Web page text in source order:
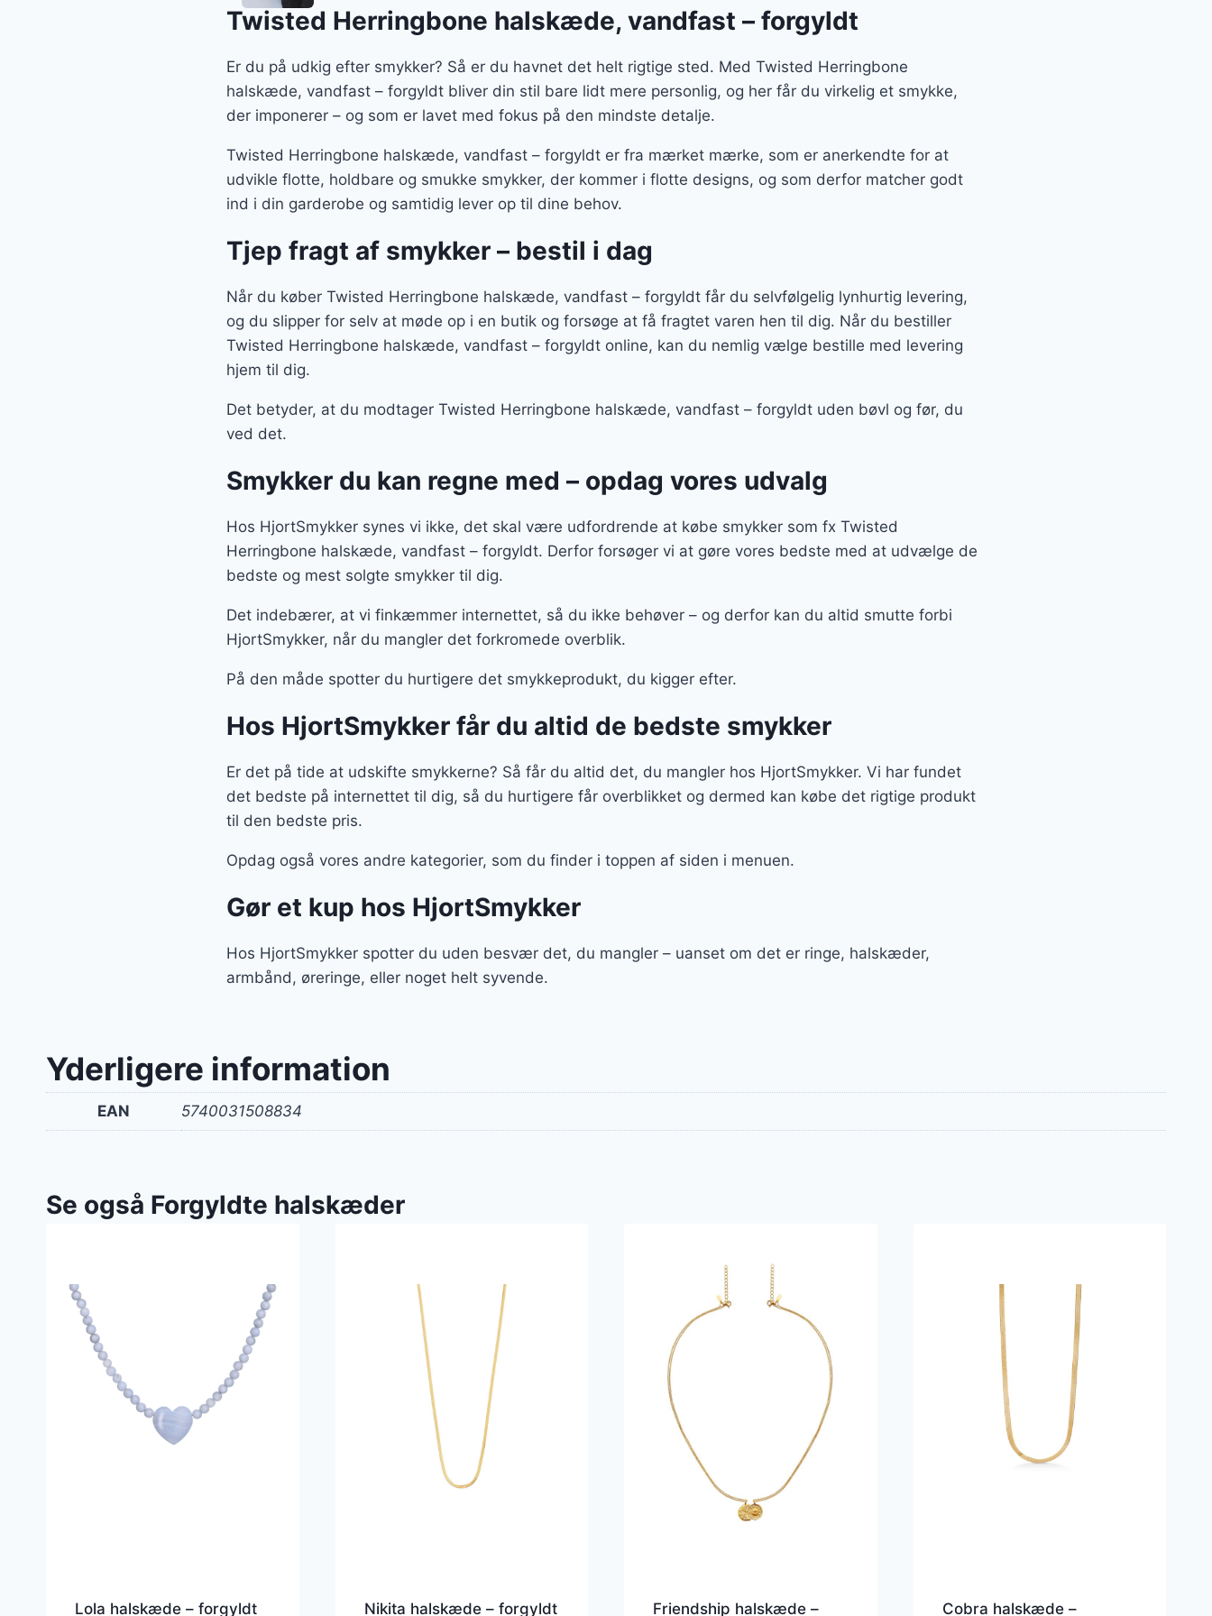
Twisted Herringbone halskæde, vandfast – forgyldt
Er du på udkig efter smykker? Så er du havnet det helt rigtige sted. Med Twisted Herringbone
halskæde, vandfast – forgyldt bliver din stil bare lidt mere personlig, og her får du virkelig et smykke,
der imponerer – og som er lavet med fokus på den mindste detalje.
Twisted Herringbone halskæde, vandfast – forgyldt er fra mærket mærke, som er anerkendte for at
udvikle flotte, holdbare og smukke smykker, der kommer i flotte designs, og som derfor matcher godt
ind i din garderobe og samtidig lever op til dine behov.
Tjep fragt af smykker – bestil i dag
Når du køber Twisted Herringbone halskæde, vandfast – forgyldt får du selvfølgelig lynhurtig levering,
og du slipper for selv at møde op i en butik og forsøge at få fragtet varen hen til dig. Når du bestiller
Twisted Herringbone halskæde, vandfast – forgyldt online, kan du nemlig vælge bestille med levering
hjem til dig.
Det betyder, at du modtager Twisted Herringbone halskæde, vandfast – forgyldt uden bøvl og før, du
ved det.
Smykker du kan regne med – opdag vores udvalg
Hos HjortSmykker synes vi ikke, det skal være udfordrende at købe smykker som fx Twisted
Herringbone halskæde, vandfast – forgyldt. Derfor forsøger vi at gøre vores bedste med at udvælge de
bedste og mest solgte smykker til dig.
Det indebærer, at vi finkæmmer internettet, så du ikke behøver – og derfor kan du altid smutte forbi
HjortSmykker, når du mangler det forkromede overblik.
På den måde spotter du hurtigere det smykkeprodukt, du kigger efter.
Hos HjortSmykker får du altid de bedste smykker
Er det på tide at udskifte smykkerne? Så får du altid det, du mangler hos HjortSmykker. Vi har fundet
det bedste på internettet til dig, så du hurtigere får overblikket og dermed kan købe det rigtige produkt
til den bedste pris.
Opdag også vores andre kategorier, som du finder i toppen af siden i menuen.
Gør et kup hos HjortSmykker
Hos HjortSmykker spotter du uden besvær det, du mangler – uanset om det er ringe, halskæder,
armbånd, øreringe, eller noget helt syvende.
Yderligere information
EAN 5740031508834
Se også Forgyldte halskæder
Lola halskæde – forgyldt Nikita halskæde – forgyldt Friendship halskæde – Cobra halskæde –